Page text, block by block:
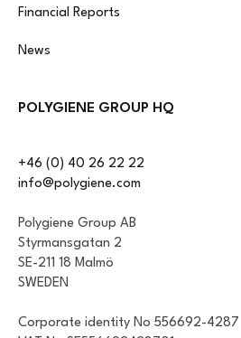
Financial Reports
News
POLYGIENE GROUP HQ
+46 (0) 40 26 22 22
info@polygiene.com
Polygiene Group AB
Styrmansgatan 2
SE-211 18 Malmö
SWEDEN
Corporate identity No 556692-4287